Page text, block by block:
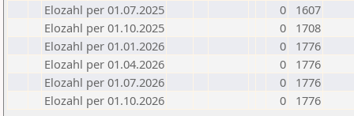
Elozahl per 01.07.2025
0
1607
Elozahl per 01.10.2025
0
1708
Elozahl per 01.01.2026
0
1776
Elozahl per 01.04.2026
0
1776
Elozahl per 01.07.2026
0
1776
Elozahl per 01.10.2026
0 1776